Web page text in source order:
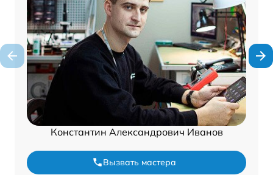
Константин Александрович Иванов
Вызвать мастера